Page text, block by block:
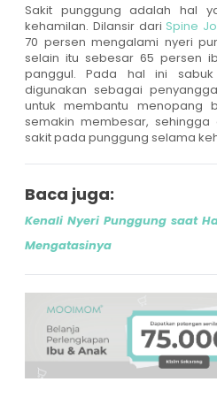
Sakit punggung adalah hal
kehamilan. Dilansir dari Spine
70 persen mengalami nyeri
selain itu sebesar 65 persen
panggul. Pada hal ini
digunakan sebagai
untuk membantu menopang
semakin membesar,
sakit pada punggung selama
Baca juga:
Kenali Nyeri Punggung saat
Mengatasinya